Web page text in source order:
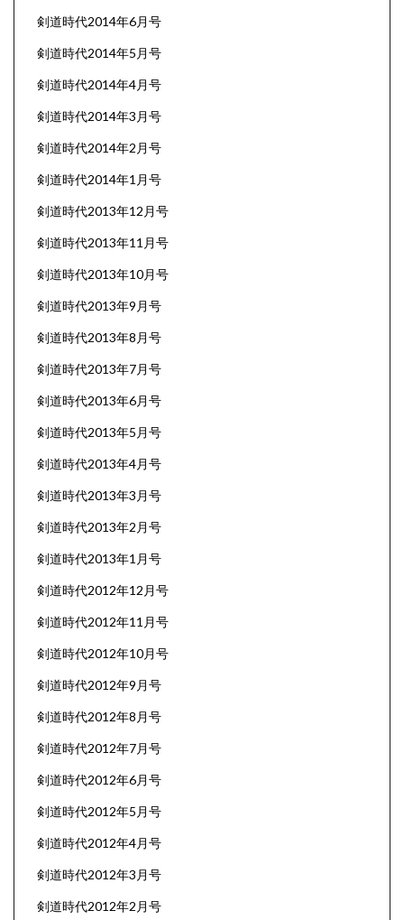
剣道時代2014年6月号
剣道時代2014年5月号
剣道時代2014年4月号
剣道時代2014年3月号
剣道時代2014年2月号
剣道時代2014年1月号
剣道時代2013年12月号
剣道時代2013年11月号
剣道時代2013年10月号
剣道時代2013年9月号
剣道時代2013年8月号
剣道時代2013年7月号
剣道時代2013年6月号
剣道時代2013年5月号
剣道時代2013年4月号
剣道時代2013年3月号
剣道時代2013年2月号
剣道時代2013年1月号
剣道時代2012年12月号
剣道時代2012年11月号
剣道時代2012年10月号
剣道時代2012年9月号
剣道時代2012年8月号
剣道時代2012年7月号
剣道時代2012年6月号
剣道時代2012年5月号
剣道時代2012年4月号
剣道時代2012年3月号
剣道時代2012年2月号